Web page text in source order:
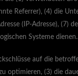
Referrer), (4) die
(IP-Adresse), (7)
Systeme dienen.
auf die
optimieren, (3) die